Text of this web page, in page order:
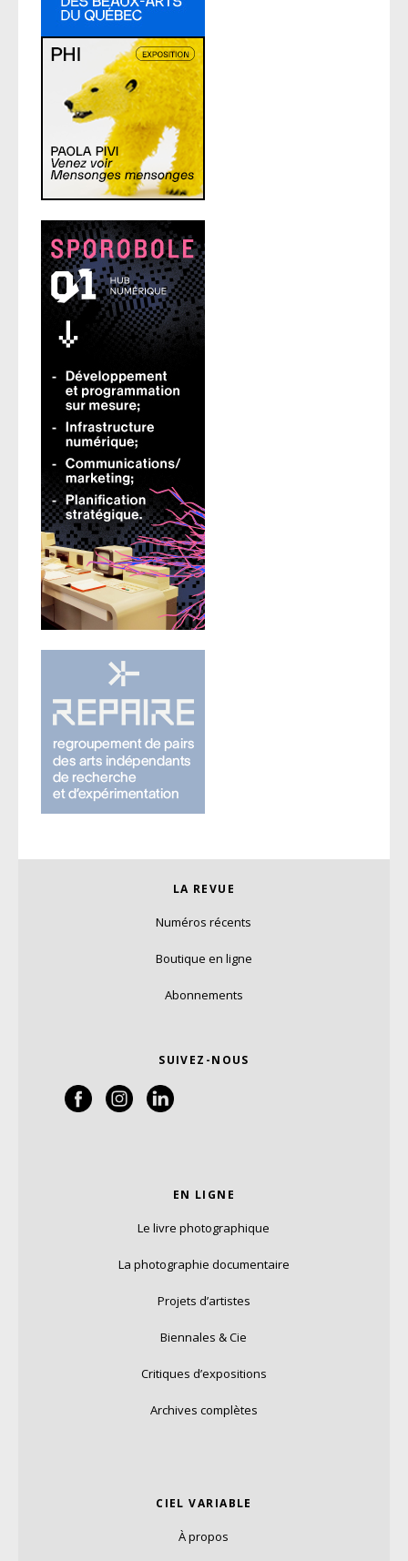
LA REVUE
Numéros récents
Boutique en ligne
Abonnements
SUIVEZ-NOUS
EN LIGNE
Le livre photographique
La photographie documentaire
Projets d’artistes
Biennales & Cie
Critiques d’expositions
Archives complètes
CIEL VARIABLE
À propos